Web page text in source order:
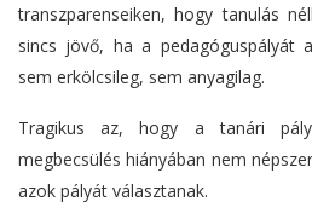
transzparenseiken, hogy tanulás
sincs jövő, ha a pedagóguspályát
sem erkölcsileg, sem anyagilag.
Tragikus az, hogy a tanári
megbecsülés hiányában nem
azok pályát választanak.